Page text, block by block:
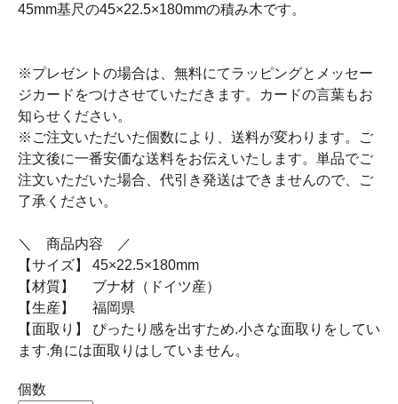
45mm基尺の45×22.5×180mmの積み木です。
※プレゼントの場合は、無料にてラッピングとメッセー
ジカードをつけさせていただきます。カードの言葉もお
知らせください。
※ご注文いただいた個数により、送料が変わります。ご
注文後に一番安価な送料をお伝えいたします。単品でご
注文いただいた場合、代引き発送はできませんので、ご
了承ください。
＼ 商品内容 ／
【サイズ】 45×22.5×180mm
【材質】 ブナ材（ドイツ産）
【生産】 福岡県
【面取り】 ぴったり感を出すため.小さな面取りをしてい
ます.角には面取りはしていません。
個数